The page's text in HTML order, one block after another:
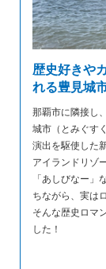
歴史好きや
れる豊見城
那覇市に隣接し
城市（とみぐす
演出を駆使した
アイランドリゾ
「あしびなー
ちながら、実は
そんな歴史ロマ
した！